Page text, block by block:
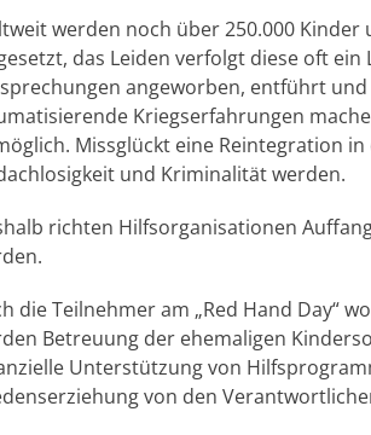
werden noch über 250.000
das Leiden verfolgt diese oft
angeworben, entführt
Kriegserfahrungen
Missglückt eine Reintegration
und Kriminalität werden.
richten Hilfsorganisationen
die Teilnehmer am „Red Hand Day“
Betreuung der ehemaligen
Unterstützung von
von den